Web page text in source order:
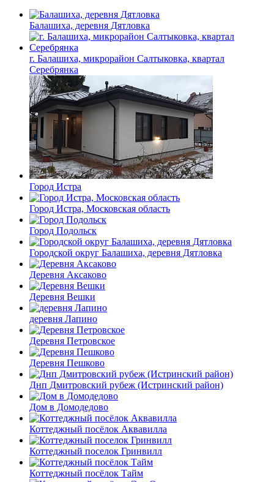
Балашиха, деревня Дятловка
г. Балашиха, микрорайон Салтыковка, квартал
Серебрянка
Город Истра
Город Истра, Московская область
Город Подольск
Городской округ Балашиха, деревня Дятловка
Деревня Аксаково
Деревня Вешки
деревня Лапино
Деревня Петровское
Деревня Пешково
Днп Дмитровский рубеж (Истринский район)
Дом в Домодедово
Коттеджный посёлок Аквавилла
Коттеджный поселок Гринвилл
Коттеджный посёлок Тайм